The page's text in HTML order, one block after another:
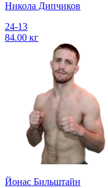
Никола Дипчиков
24-13
84.00 кг
Йонас Бильштайн